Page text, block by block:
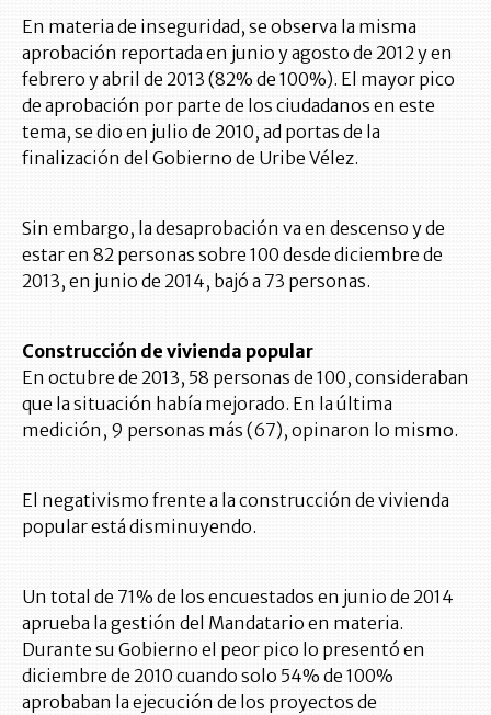
En materia de inseguridad, se observa la misma
aprobación reportada en junio y agosto de 2012 y en
febrero y abril de 2013 (82% de 100%). El mayor pico
de aprobación por parte de los ciudadanos en este
tema, se dio en julio de 2010, ad portas de la
finalización del Gobierno de Uribe Vélez.
Sin embargo, la desaprobación va en descenso y de
estar en 82 personas sobre 100 desde diciembre de
2013, en junio de 2014, bajó a 73 personas.
Construcción de vivienda popular
En octubre de 2013, 58 personas de 100, consideraban
que la situación había mejorado. En la última
medición, 9 personas más (67), opinaron lo mismo.
El negativismo frente a la construcción de vivienda
popular está disminuyendo.
Un total de 71% de los encuestados en junio de 2014
aprueba la gestión del Mandatario en materia.
Durante su Gobierno el peor pico lo presentó en
diciembre de 2010 cuando solo 54% de 100%
aprobaban la ejecución de los proyectos de